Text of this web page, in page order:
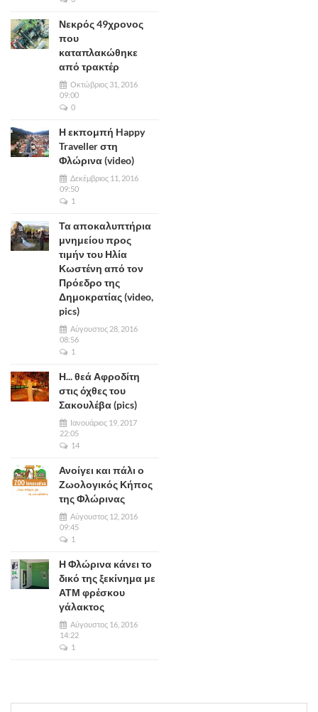
Νεκρός 49χρονος
που
καταπλακώθηκε
από τρακτέρ
Οκτώβριος 31, 2016
09:00
0
Η εκπομπή Happy
Traveller στη
Φλώρινα (video)
Δεκέμβριος 11, 2016
09:50
1
Τα αποκαλυπτήρια
μνημείου προς
τιμήν του Ηλία
Κωστένη από τον
Πρόεδρο της
Δημοκρατίας (video,
pics)
Αύγουστος 28, 2016
08:56
1
Η... θεά Αφροδίτη
στις όχθες του
Σακουλέβα (pics)
Ιανουάριος 19, 2017
22:05
14
Ανοίγει και πάλι ο
Ζωολογικός Κήπος
της Φλώρινας
Αύγουστος 12, 2016
09:45
1
Η Φλώρινα κάνει το
δικό της ξεκίνημα με
ΑΤΜ φρέσκου
γάλακτος
Αύγουστος 16, 2016
14:22
1